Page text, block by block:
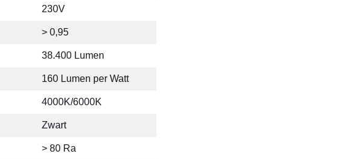
230V
> 0,95
38.400 Lumen
160 Lumen per Watt
4000K/6000K
Zwart
> 80 Ra